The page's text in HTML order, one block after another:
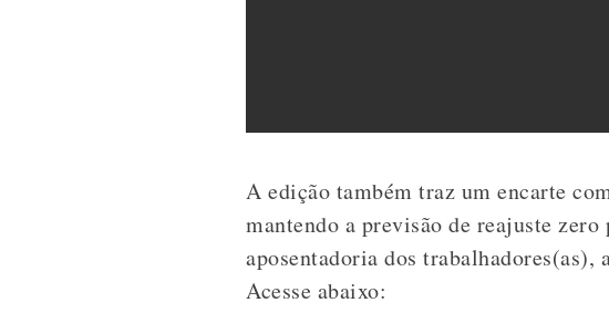
A edição também traz um encarte
mantendo a previsão de reajuste
aposentadoria dos trabalhadores(as),
Acesse abaixo: